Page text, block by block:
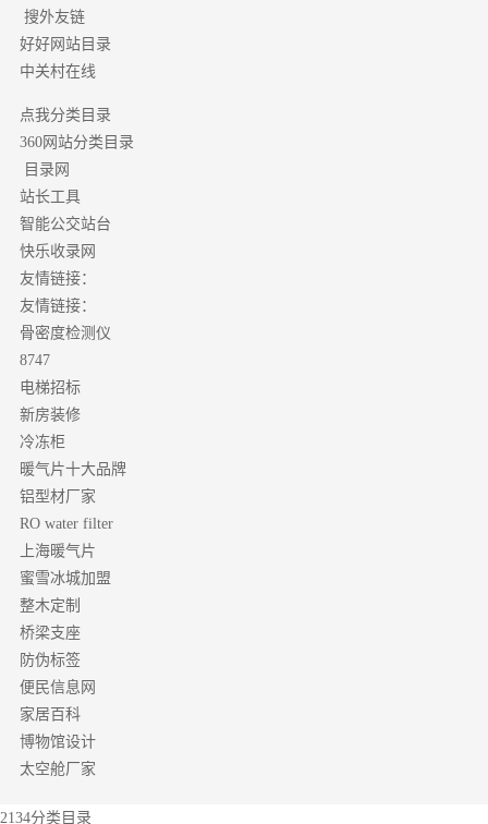
搜外友链
好好网站目录
中关村在线
点我分类目录
360网站分类目录
目录网
站长工具
智能公交站台
快乐收录网
友情链接：
友情链接：
骨密度检测仪
8747
电梯招标
新房装修
冷冻柜
暖气片十大品牌
铝型材厂家
RO water filter
上海暖气片
蜜雪冰城加盟
整木定制
桥梁支座
防伪标签
便民信息网
家居百科
博物馆设计
太空舱厂家
2134分类目录